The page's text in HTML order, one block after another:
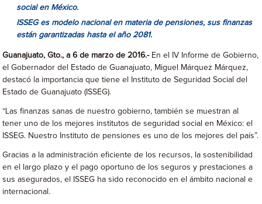
social en México.
ISSEG es modelo nacional en materia de pensiones, sus finanzas
están garantizadas hasta el año 2081.
Guanajuato, Gto., a 6 de marzo de 2016.-En el IV Informe de Gobierno,
el Gobernador del Estado de Guanajuato, Miguel Márquez Márquez,
destacó la importancia que tiene el Instituto de Seguridad Social del
Estado de Guanajuato (ISSEG).
“Las finanzas sanas de nuestro gobierno, también se muestran al
tener uno de los mejores institutos de seguridad social en México: el
ISSEG. Nuestro Instituto de pensiones es uno de los mejores del país”.
Gracias a la administración eficiente de los recursos, la sostenibilidad
en el largo plazo y el pago oportuno de los seguros y prestaciones a
sus asegurados, el ISSEG ha sido reconocido en el ámbito nacional e
internacional.